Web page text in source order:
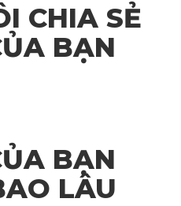
CHIA SẺ
BẠN
BẠN
LÂU